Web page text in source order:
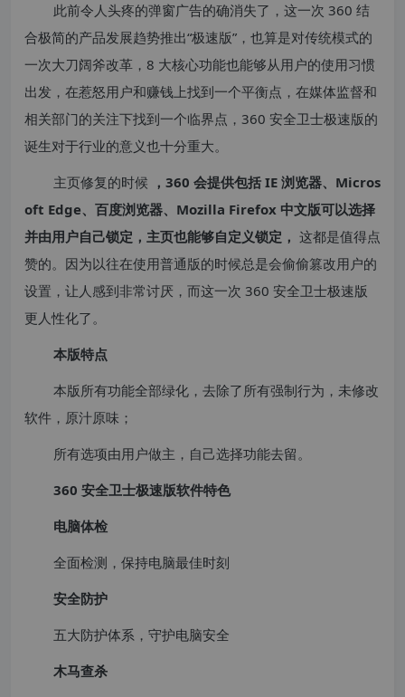
此前令人头疼的弹窗广告的确消失了，这一次 360 结
合极简的产品发展趋势推出“极速版”，也算是对传统模式的
一次大刀阔斧改革，8 大核心功能也能够从用户的使用习惯
出发，在惹怒用户和赚钱上找到一个平衡点，在媒体监督和
相关部门的关注下找到一个临界点，360 安全卫士极速版的
诞生对于行业的意义也十分重大。
主页修复的时候 ，360 会提供包括 IE 浏览器、Micros
oft Edge、百度浏览器、Mozilla Firefox 中文版可以选择
并由用户自己锁定，主页也能够自定义锁定， 这都是值得点
赞的。因为以往在使用普通版的时候总是会偷偷篡改用户的
设置，让人感到非常讨厌，而这一次 360 安全卫士极速版
更人性化了。
本版特点
本版所有功能全部绿化，去除了所有强制行为，未修改
软件，原汁原味；
所有选项由用户做主，自己选择功能去留。
360 安全卫士极速版软件特色
电脑体检
全面检测，保持电脑最佳时刻
安全防护
五大防护体系，守护电脑安全
木马查杀